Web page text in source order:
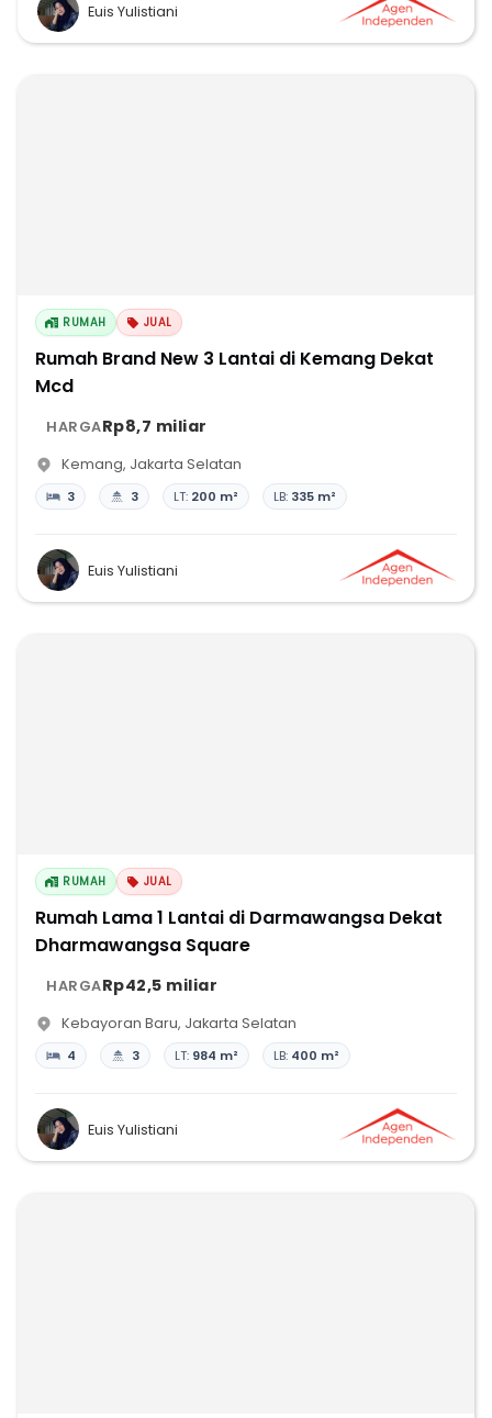
Euis Yulistiani
RUMAH JUAL
Rumah Brand New 3 Lantai di Kemang Dekat
Mcd
HARGARp8,7 miliar
Kemang, Jakarta Selatan
3 3 LT: 200 m² LB: 335 m²
Euis Yulistiani
RUMAH JUAL
Rumah Lama 1 Lantai di Darmawangsa Dekat
Dharmawangsa Square
HARGARp42,5 miliar
Kebayoran Baru, Jakarta Selatan
4 3 LT: 984 m² LB: 400 m²
Euis Yulistiani